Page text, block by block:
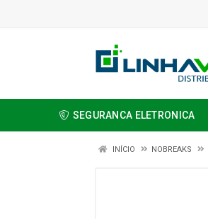
SEGURANCA ELETRONICA
INÍCIO NOBREAKS